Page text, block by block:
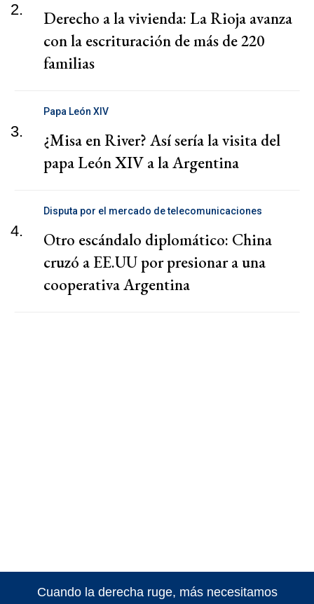
2.
Derecho a la vivienda: La Rioja avanza
con la escrituración de más de 220
familias
3.
Papa León XIV
¿Misa en River? Así sería la visita del
papa León XIV a la Argentina
4.
Disputa por el mercado de telecomunicaciones
Otro escándalo diplomático: China
cruzó a EE.UU por presionar a una
cooperativa Argentina
Cuando la derecha ruge, más necesitamos